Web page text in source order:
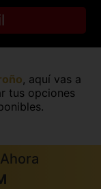
, aquí vas a
tus opciones
Ahora